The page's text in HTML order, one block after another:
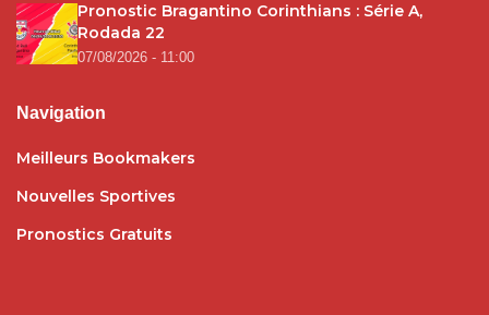
Pronostic Bragantino Corinthians : Série A,
Rodada 22
07/08/2026 - 11:00
Navigation
Meilleurs Bookmakers
Nouvelles Sportives
Pronostics Gratuits